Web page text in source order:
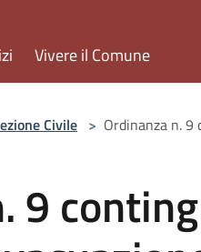
Vivere il Comune
Civile > Ordinanza n.
9